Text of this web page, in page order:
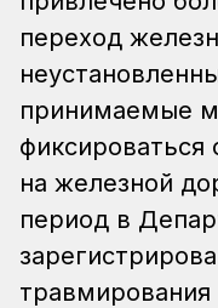
переход
принимаемые
фиксироваться
на железной
период в